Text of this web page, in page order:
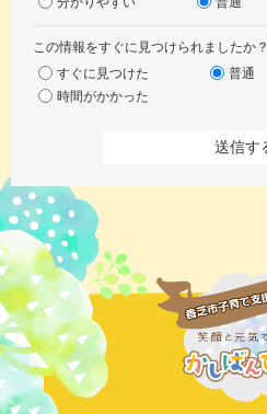
この情報をすぐに見つけられましたか？
すぐに見つけた
普通
時間がかかった